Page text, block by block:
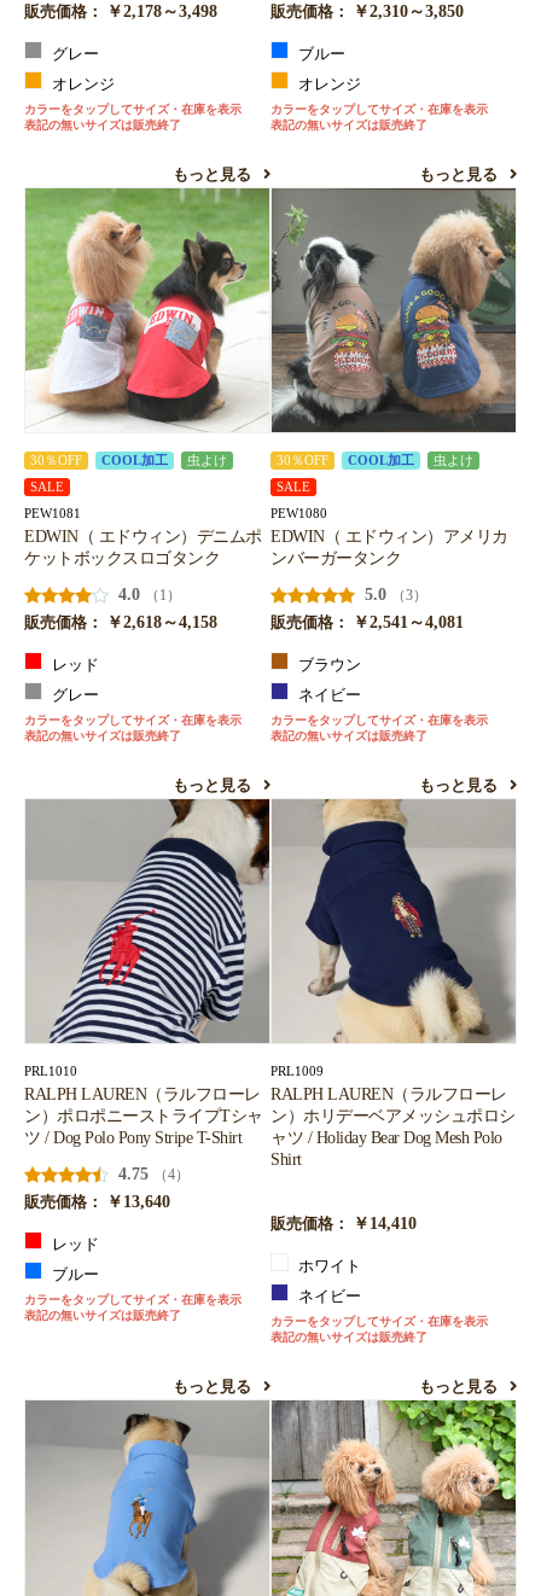
販売価格：
￥2,178～3,498
グレー
オレンジ
カラーをタップしてサイズ・在庫を表示
表記の無いサイズは販売終了
もっと見る
販売価格：
￥2,310～3,850
ブルー
オレンジ
カラーをタップしてサイズ・在庫を表示
表記の無いサイズは販売終了
もっと見る
30％OFF COOL加工
虫よけ
SALE
PEW1081
EDWIN（ エドウィン）デニムポ
ケットボックスロゴタンク
4.0
（1）
販売価格：
￥2,618～4,158
レッド
グレー
カラーをタップしてサイズ・在庫を表示
表記の無いサイズは販売終了
もっと見る
30％OFF COOL加工
虫よけ
SALE
PEW1080
EDWIN（ エドウィン）アメリカ
ンバーガータンク
5.0
（3）
販売価格：
￥2,541～4,081
ブラウン
ネイビー
カラーをタップしてサイズ・在庫を表示
表記の無いサイズは販売終了
もっと見る
PRL1010
RALPH LAUREN（ラルフローレ
ン）ポロポニーストライプTシャ
ツ / Dog Polo Pony Stripe T-Shirt
4.75
（4）
販売価格：
￥13,640
レッド
ブルー
カラーをタップしてサイズ・在庫を表示
表記の無いサイズは販売終了
もっと見る
PRL1009
RALPH LAUREN（ラルフローレ
ン）ホリデーベアメッシュポロシ
ャツ / Holiday Bear Dog Mesh Polo
Shirt
販売価格： ￥14,410
ホワイト
ネイビー
カラーをタップしてサイズ・在庫を表示
表記の無いサイズは販売終了
もっと見る